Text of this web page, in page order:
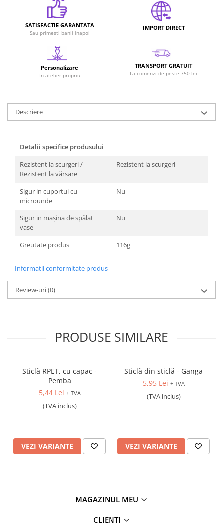
SATISFACTIE GARANTATA
Sau primesti banii inapoi
IMPORT DIRECT
Personalizare
In atelier propriu
TRANSPORT GRATUIT
La comenzi de peste 750 lei
Descriere
Detalii specifice produsului
Rezistent la scurgeri /
Rezistent la vărsare
Rezistent la scurgeri
Sigur in cuportul cu
microunde
Nu
Sigur in mașina de spălat
vase
Nu
Greutate produs 116g
Informatii conformitate produs
Review-uri(0)
PRODUSE SIMILARE
Sticlă RPET, cu capac -
Pemba
5,44 Lei + TVA
(TVA inclus)
VEZI VARIANTE
Sticlă din sticlă - Ganga
5,95 Lei + TVA
(TVA inclus)
VEZI VARIANTE
MAGAZINUL MEU
CLIENTI